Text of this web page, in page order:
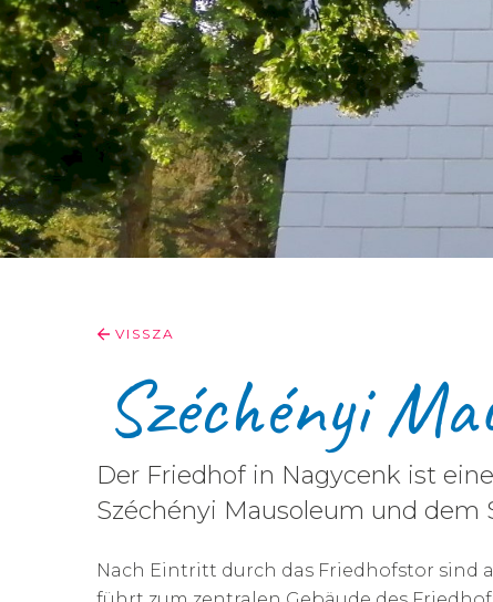
VISSZA
​Széchényi
Der Friedhof in Nagycenk ist
Széchényi Mausoleum und dem
Nach Eintritt durch das Friedhofstor sind